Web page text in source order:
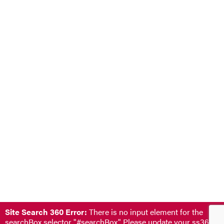
Site Search 360 Error: There is no input element for the